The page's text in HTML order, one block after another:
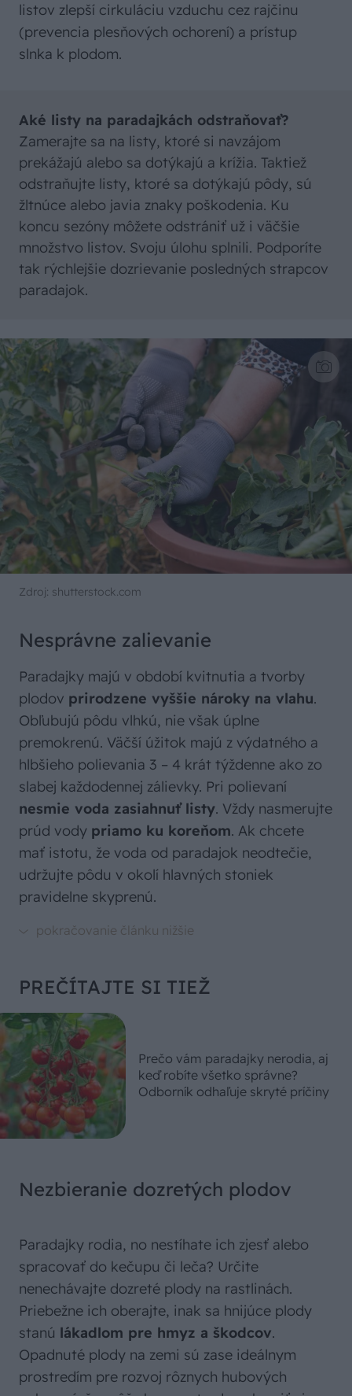
listov zlepší cirkuláciu vzduchu cez rajčinu
(prevencia plesňových ochorení) a prístup
slnka k plodom.
Aké listy na paradajkách odstraňovať?
Zamerajte sa na listy, ktoré si navzájom
prekážajú alebo sa dotýkajú a krížia. Taktiež
odstraňujte listy, ktoré sa dotýkajú pôdy, sú
žltnúce alebo javia znaky poškodenia. Ku
koncu sezóny môžete odstrániť už i väčšie
množstvo listov. Svoju úlohu splnili. Podporíte
tak rýchlejšie dozrievanie posledných strapcov
paradajok.
Zdroj: shutterstock.com
Nesprávne zalievanie
Paradajky majú v období kvitnutia a tvorby
plodov prirodzene vyššie nároky na vlahu.
Obľubujú pôdu vlhkú, nie však úplne
premokrenú. Väčší úžitok majú z výdatného a
hlbšieho polievania 3 – 4 krát týždenne ako zo
slabej každodennej zálievky. Pri polievaní
nesmie voda zasiahnuť listy. Vždy nasmerujte
prúd vody priamo ku koreňom. Ak chcete
mať istotu, že voda od paradajok neodtečie,
udržujte pôdu v okolí hlavných stoniek
pravidelne skyprenú.
PREČÍTAJTE SI TIEŽ
Prečo vám paradajky nerodia, aj
keď robíte všetko správne?
Odborník odhaľuje skryté príčiny
Nezbieranie dozretých plodov
Paradajky rodia, no nestíhate ich zjesť alebo
spracovať do kečupu či leča? Určite
nenechávajte dozreté plody na rastlinách.
Priebežne ich oberajte, inak sa hnijúce plody
stanú lákadlom pre hmyz a škodcov.
Opadnuté plody na zemi sú zase ideálnym
prostredím pre rozvoj rôznych hubových